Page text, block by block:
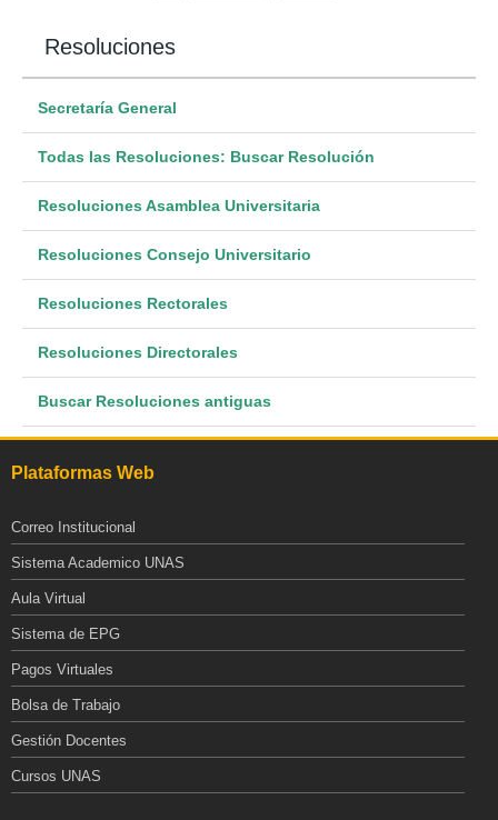
Resoluciones
Secretaría General
Todas las Resoluciones: Buscar Resolución
Resoluciones Asamblea Universitaria
Resoluciones Consejo Universitario
Resoluciones Rectorales
Resoluciones Directorales
Buscar Resoluciones antiguas
Plataformas Web
Correo Institucional
Sistema Academico UNAS
Aula Virtual
Sistema de EPG
Pagos Virtuales
Bolsa de Trabajo
Gestión Docentes
Cursos UNAS